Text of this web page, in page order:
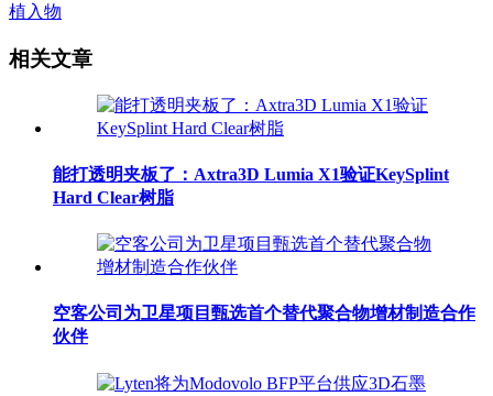
植入物
相关文章
能打透明夹板了：Axtra3D Lumia X1验证KeySplint
Hard Clear树脂
空客公司为卫星项目甄选首个替代聚合物增材制造合作
伙伴